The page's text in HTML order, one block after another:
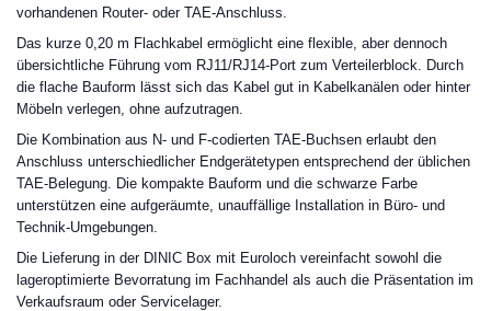
vorhandenen Router- oder TAE-Anschluss.
Das kurze 0,20 m Flachkabel ermöglicht eine flexible, aber dennoch
übersichtliche Führung vom RJ11/RJ14-Port zum Verteilerblock. Durch
die flache Bauform lässt sich das Kabel gut in Kabelkanälen oder hinter
Möbeln verlegen, ohne aufzutragen.
Die Kombination aus N- und F-codierten TAE-Buchsen erlaubt den
Anschluss unterschiedlicher Endgerätetypen entsprechend der üblichen
TAE-Belegung. Die kompakte Bauform und die schwarze Farbe
unterstützen eine aufgeräumte, unauffällige Installation in Büro- und
Technik-Umgebungen.
Die Lieferung in der DINIC Box mit Euroloch vereinfacht sowohl die
lageroptimierte Bevorratung im Fachhandel als auch die Präsentation im
Verkaufsraum oder Servicelager.